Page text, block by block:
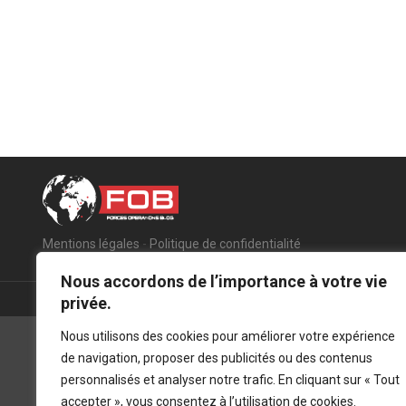
Nous accordons de l’importance à votre vie
privée.
Nous utilisons des cookies pour améliorer votre expérience
de navigation, proposer des publicités ou des contenus
personnalisés et analyser notre trafic. En cliquant sur « Tout
accepter », vous consentez à l’utilisation de cookies.
Mentions légales - Politique de confidentialité